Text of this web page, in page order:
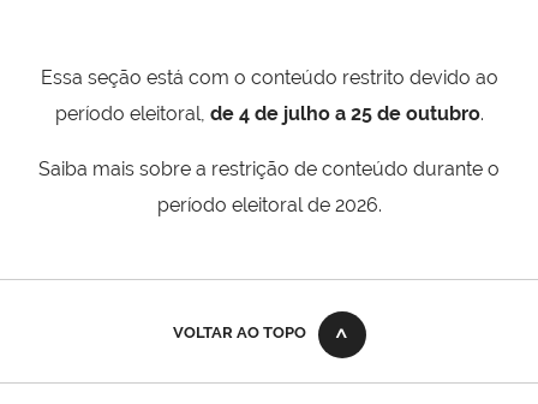
Essa seção está com o conteúdo restrito devido ao
período eleitoral, de 4 de julho a 25 de outubro.
Saiba mais sobre a restrição de conteúdo durante o
período eleitoral de 2026.
VOLTAR AO TOPO